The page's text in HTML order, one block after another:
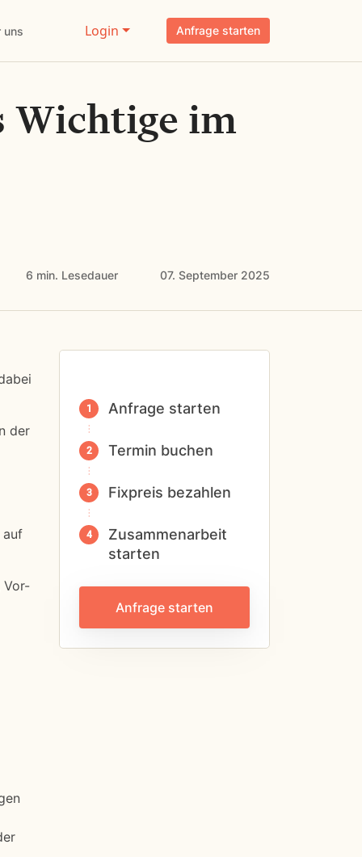
uns Login Anfrage starten
Wichtige im
6 min. Lesedauer 07. September 2025
der
auf
Vor-
Anfrage starten
Termin buchen
Fixpreis bezahlen
Zusammenarbeit
starten
Anfrage starten